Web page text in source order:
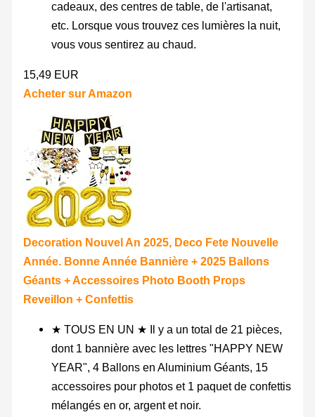
cadeaux, des centres de table, de l'artisanat,
etc. Lorsque vous trouvez ces lumières la nuit,
vous vous sentirez au chaud.
15,49 EUR
Acheter sur Amazon
Decoration Nouvel An 2025, Deco Fete Nouvelle
Année. Bonne Année Bannière + 2025 Ballons
Géants + Accessoires Photo Booth Props
Reveillon + Confettis
★ TOUS EN UN ★ Il y a un total de 21 pièces,
dont 1 bannière avec les lettres "HAPPY NEW
YEAR", 4 Ballons en Aluminium Géants, 15
accessoires pour photos et 1 paquet de confettis
mélangés en or, argent et noir.